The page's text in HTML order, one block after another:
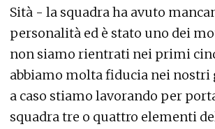
Sità - la squadra ha avuto
personalità ed è stato uno dei
non siamo rientrati nei primi
abbiamo molta fiducia nei nostri
a caso stiamo lavorando per
squadra tre o quattro elementi